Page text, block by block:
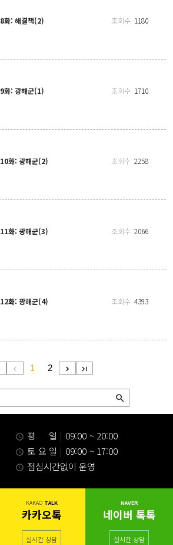
8화: 해결책(2) 조회수 1180
9화: 광해군(1) 조회수 1710
10화: 광해군(2) 조회수 2258
11화: 광해군(3) 조회수 2066
12화: 광해군(4) 조회수 4393
1 2
평 일 | 09:00 ~ 20:00
토 요 일 | 09:00 ~ 17:00
점심시간없이 운영
KAKAO TALK
카카오톡
실시간 상담
NAVER
네이버 톡톡
실시간 상담